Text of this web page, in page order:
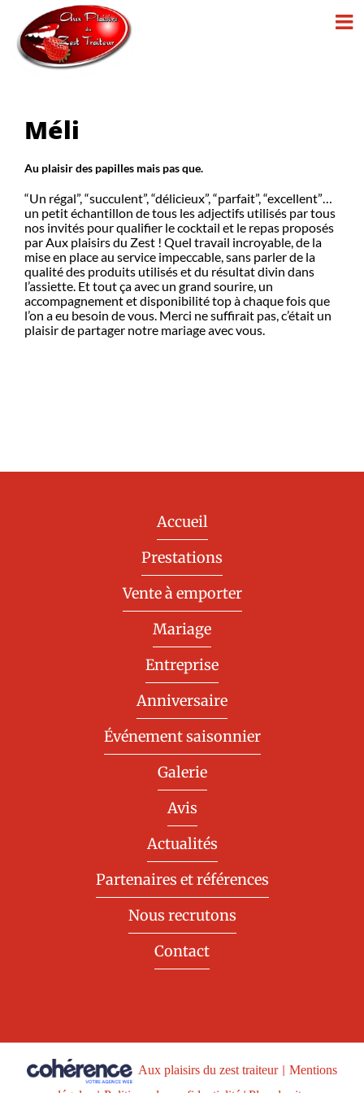
Passer
contenu
Méli
Au plaisir des papilles mais pas que.
“Un régal”, “succulent”, “délicieux”, “parfait”, “excellent”…
un petit échantillon de tous les adjectifs utilisés par tous
nos invités pour qualifier le cocktail et le repas proposés
par Aux plaisirs du Zest ! Quel travail incroyable, de la
mise en place au service impeccable, sans parler de la
qualité des produits utilisés et du résultat divin dans
l’assiette. Et tout ça avec un grand sourire, un
accompagnement et disponibilité top à chaque fois que
l’on a eu besoin de vous. Merci ne suffirait pas, c’était un
plaisir de partager notre mariage avec vous.
Accueil
Prestations
Vente à emporter
Mariage
Entreprise
Anniversaire
Événement saisonnier
Galerie
Avis
Actualités
Partenaires et références
Nous recrutons
Contact
Aux plaisirs du zest traiteur | Mentions